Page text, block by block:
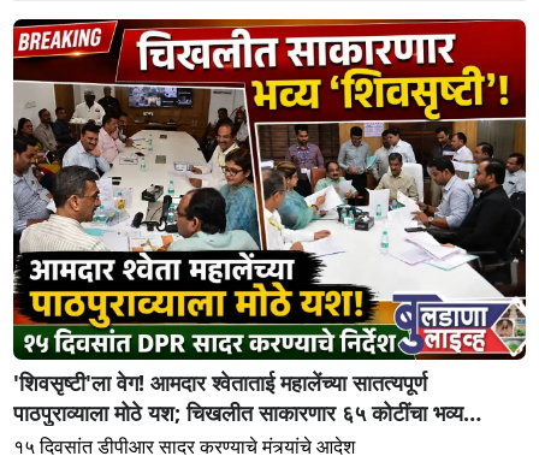
'शिवसृष्टी'ला वेग! आमदार श्वेताताई महालेंच्या सातत्यपूर्ण
पाठपुराव्याला मोठे यश; चिखलीत साकारणार ६५ कोटींचा भव्य
'छत्रपती शिवाजी महाराज हेरिटेज थीम पार्क',
१५ दिवसांत डीपीआर सादर करण्याचे मंत्र्यांचे आदेश